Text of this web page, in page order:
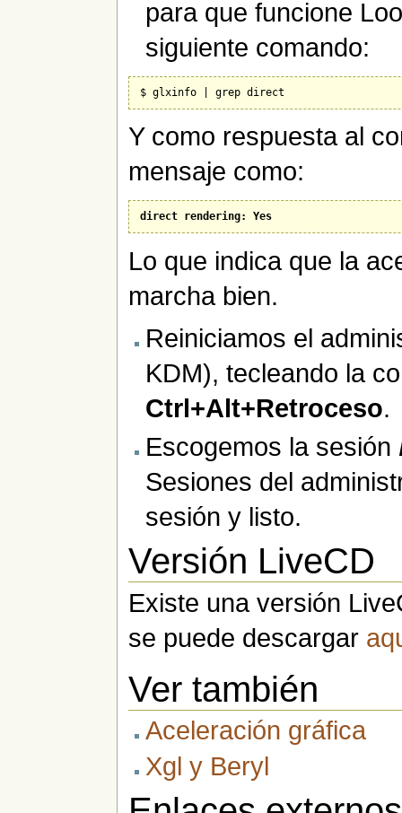
para que funcione
siguiente comando:
Y como respuesta al
mensaje como:
direct rendering: Yes
Lo que indica que la
marcha bien.
Reiniciamos el
KDM), tecleando la
Ctrl+Alt+Retroceso.
Escogemos la sesión
Sesiones del
sesión y listo.
Versión LiveCD
Existe una versión
se puede descargar
Ver también
Aceleración gráfica
Xgl y Beryl